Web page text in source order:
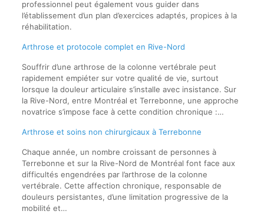
professionnel peut également vous guider dans
l’établissement d’un plan d’exercices adaptés, propices à la
réhabilitation.
Arthrose et protocole complet en Rive-Nord
Souffrir d’une arthrose de la colonne vertébrale peut
rapidement empiéter sur votre qualité de vie, surtout
lorsque la douleur articulaire s’installe avec insistance. Sur
la Rive-Nord, entre Montréal et Terrebonne, une approche
novatrice s’impose face à cette condition chronique :…
Arthrose et soins non chirurgicaux à Terrebonne
Chaque année, un nombre croissant de personnes à
Terrebonne et sur la Rive-Nord de Montréal font face aux
difficultés engendrées par l’arthrose de la colonne
vertébrale. Cette affection chronique, responsable de
douleurs persistantes, d’une limitation progressive de la
mobilité et…